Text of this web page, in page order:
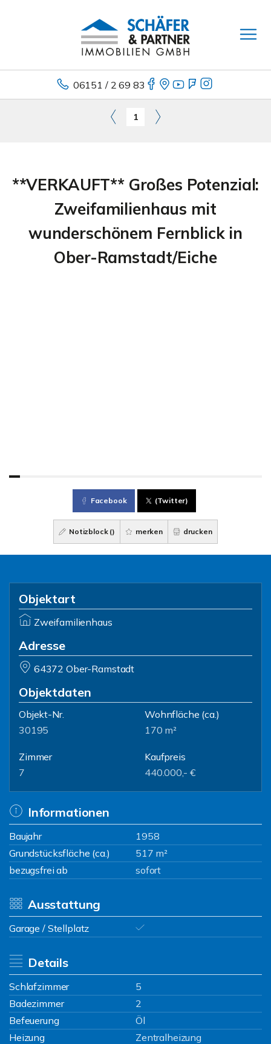
06151 / 2 69 83
1
**VERKAUFT** Großes Potenzial:
Zweifamilienhaus mit
wunderschönem Fernblick in
Ober-Ramstadt/Eiche
Facebook (Twitter)
Notizblock () merken drucken
Objektart
Zweifamilienhaus
Adresse
64372 Ober-Ramstadt
Objektdaten
Objekt-Nr.
30195
Wohnfläche (ca.)
170 m²
Zimmer
7
Kaufpreis
440.000,- €
Informationen
Baujahr
1958
Grundstücksfläche (ca.)
517 m²
bezugsfrei ab
sofort
Ausstattung
Garage / Stellplatz
Details
Schlafzimmer
5
Badezimmer
2
Befeuerung
Öl
Heizung
Zentralheizung